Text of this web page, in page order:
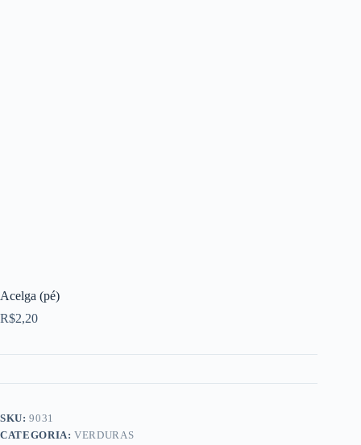
Acelga (pé)
R$2,20
SKU:9031
CATEGORIA:VERDURAS